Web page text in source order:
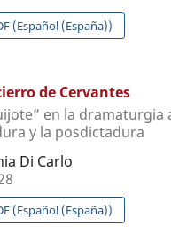
(Español (España))
de Cervantes
en la dramaturgia
y la posdictadura
Di Carlo
(Español (España))